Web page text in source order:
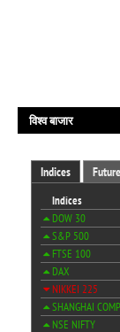
विश्व बाजार